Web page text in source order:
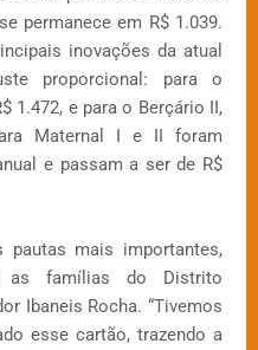
permanece em R$ 1.039.
inovações da atual
proporcional: para o
1.472, e para o Berçário II,
Maternal I e II foram
e passam a ser de R$
pautas mais importantes,
as famílias do Distrito
Ibaneis Rocha. “Tivemos
esse cartão, trazendo a